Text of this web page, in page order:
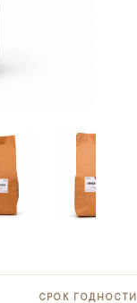
СРОК ГОДНОСТИ